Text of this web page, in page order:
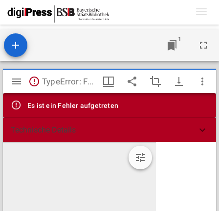
1
Mirador
Viewer
TypeError: Failed to fetch
Es ist ein Fehler aufgetreten
Technische Details